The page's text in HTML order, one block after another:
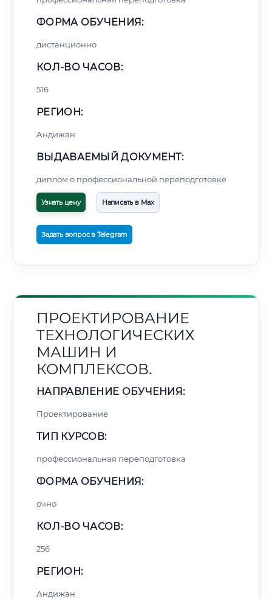
ФОРМА ОБУЧЕНИЯ:
дистанционно
КОЛ-ВО ЧАСОВ:
516
РЕГИОН:
Андижан
ВЫДАВАЕМЫЙ ДОКУМЕНТ:
диплом о профессиональной переподготовке
Узнать цену Написать в Max
Задать вопрос в Telegram
ПРОЕКТИРОВАНИЕ
ТЕХНОЛОГИЧЕСКИХ
МАШИН И
КОМПЛЕКСОВ.
НАПРАВЛЕНИЕ ОБУЧЕНИЯ:
Проектирование
ТИП КУРСОВ:
профессиональная переподготовка
ФОРМА ОБУЧЕНИЯ:
очно
КОЛ-ВО ЧАСОВ:
256
РЕГИОН:
Андижан